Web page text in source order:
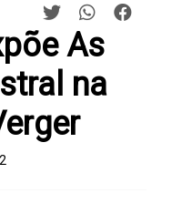
As
na